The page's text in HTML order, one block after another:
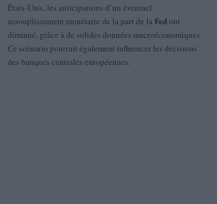
États-Unis, les anticipations d’un éventuel
assouplissement monétaire de la part de la Fedont
diminué, grâce à de solides données macroéconomiques.
Ce scénario pourrait également influencer les décisions
des banques centrales européennes.